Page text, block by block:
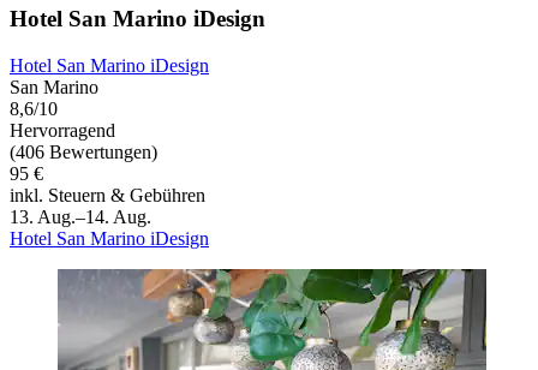
Hotel San Marino iDesign
Hotel San Marino iDesign
San Marino
8,6/10
Hervorragend
(406 Bewertungen)
95 €
inkl. Steuern & Gebühren
13. Aug.–14. Aug.
Hotel San Marino iDesign